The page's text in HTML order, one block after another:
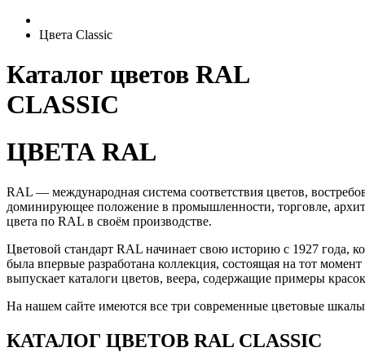
Цвета Classic
Каталог цветов RAL
CLASSIC
ЦВЕТА RAL
RAL — международная система соответствия цветов,
доминирующее положение в промышленности, торговле,
цвета по RAL в своём производстве.
Цветовой стандарт RAL начинает свою историю с 1927 года,
была впервые разработана коллекция, состоящая на тот
выпускает каталоги цветов, веера, содержащие примеры
На нашем сайте имеются все три современные цветовые
КАТАЛОГ ЦВЕТОВ RAL CLASSIC